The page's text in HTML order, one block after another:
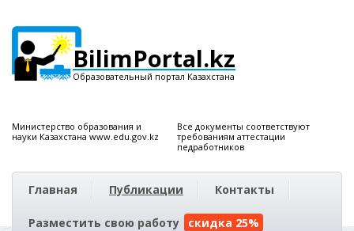
BilimPortal.kz
Образовательный портал Казахстана
Министерство образования и
науки Казахстана www.edu.gov.kz
Все документы соответствуют
требованиям аттестации
педработников
Главная Публикации Контакты
Разместить свою работу скидка 25%